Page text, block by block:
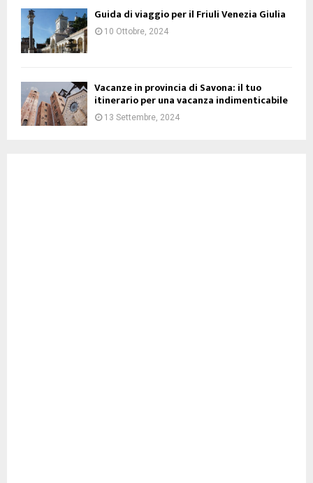
Guida di viaggio per il Friuli Venezia Giulia
10 Ottobre, 2024
Vacanze in provincia di Savona: il tuo
itinerario per una vacanza indimenticabile
13 Settembre, 2024